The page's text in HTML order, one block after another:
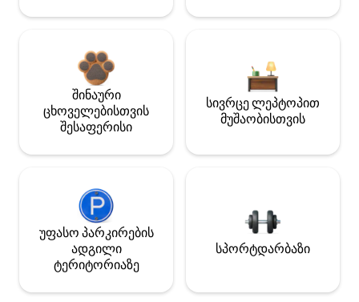
შინაური
ცხოველებისთვის
შესაფერისი
სივრცე ლეპტოპით
მუშაობისთვის
უფასო პარკირების
ადგილი
ტერიტორიაზე
სპორტდარბაზი